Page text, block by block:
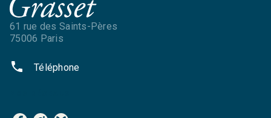
61 rue des Saints-Pères
75006 Paris
phone Téléphone